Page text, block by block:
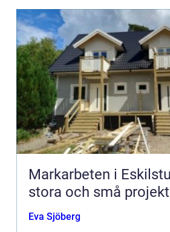
Markarbeten i
stora och små projekt
Eva Sjöberg